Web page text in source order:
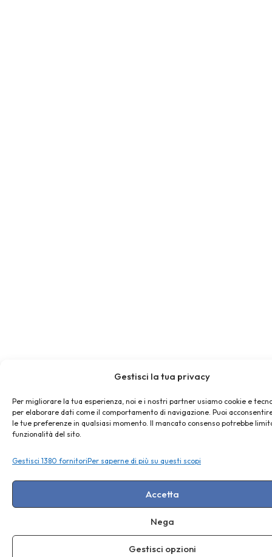
Gestisci la tua privacy
Per migliorare la tua esperienza, noi e i nostri partner usiamo cookie e
per elaborare dati come il comportamento di navigazione. Puoi
le tue preferenze in qualsiasi momento. Il mancato consenso potrebbe
funzionalità del sito.
Gestisci 1380 fornitoriPer saperne di più su questi scopi
Accetta
Nega
Gestisci opzioni